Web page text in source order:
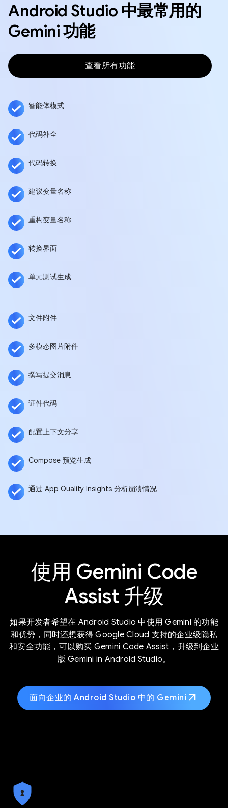
Android Studio 中最常用的
Gemini 功能
查看所有功能
智能体模式
代码补全
代码转换
建议变量名称
重构变量名称
转换界面
单元测试生成
文件附件
多模态图片附件
撰写提交消息
证件代码
配置上下文分享
Compose 预览生成
通过 App Quality Insights 分析崩溃情况
使用 Gemini Code
Assist 升级
如果开发者希望在 Android Studio 中使用 Gemini 的功能
和优势，同时还想获得 Google Cloud 支持的企业级隐私
和安全功能，可以购买 Gemini Code Assist，升级到企业
版 Gemini in Android Studio。
面向企业的 Android Studio 中的 Gemini arrow_outward